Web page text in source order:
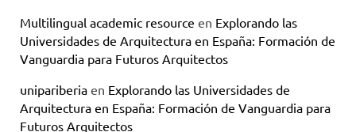
Multilingual academic resource en Explorando las
Universidades de Arquitectura en España: Formación de
Vanguardia para Futuros Arquitectos
unipariberia en Explorando las Universidades de
Arquitectura en España: Formación de Vanguardia para
Futuros Arquitectos